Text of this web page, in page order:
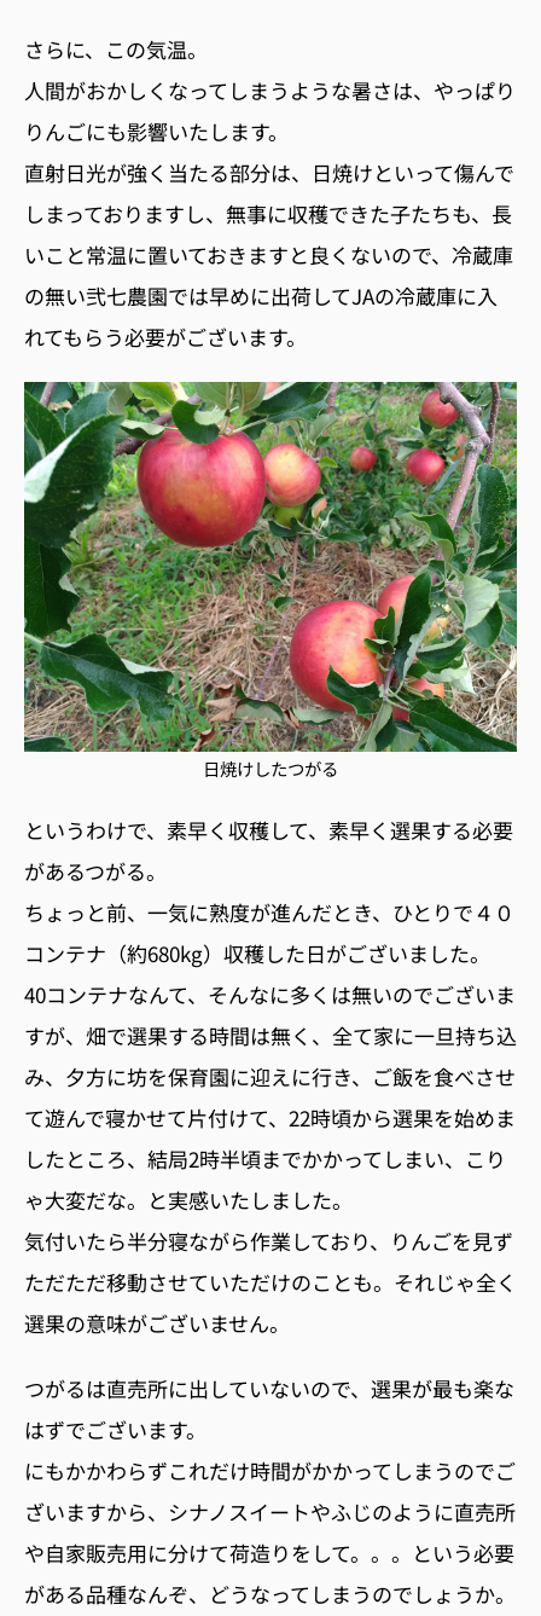
さらに、この気温。
人間がおかしくなってしまうような暑さは、やっぱり
りんごにも影響いたします。
直射日光が強く当たる部分は、日焼けといって傷んで
しまっておりますし、無事に収穫できた子たちも、長
いこと常温に置いておきますと良くないので、冷蔵庫
の無い弐七農園では早めに出荷してJAの冷蔵庫に入
れてもらう必要がございます。
日焼けしたつがる
というわけで、素早く収穫して、素早く選果する必要
があるつがる。
ちょっと前、一気に熟度が進んだとき、ひとりで４０
コンテナ（約680kg）収穫した日がございました。
40コンテナなんて、そんなに多くは無いのでございま
すが、畑で選果する時間は無く、全て家に一旦持ち込
み、夕方に坊を保育園に迎えに行き、ご飯を食べさせ
て遊んで寝かせて片付けて、22時頃から選果を始めま
したところ、結局2時半頃までかかってしまい、こり
ゃ大変だな。と実感いたしました。
気付いたら半分寝ながら作業しており、りんごを見ず
ただただ移動させていただけのことも。それじゃ全く
選果の意味がございません。
つがるは直売所に出していないので、選果が最も楽な
はずでございます。
にもかかわらずこれだけ時間がかかってしまうのでご
ざいますから、シナノスイートやふじのように直売所
や自家販売用に分けて荷造りをして。。。という必要
がある品種なんぞ、どうなってしまうのでしょうか。